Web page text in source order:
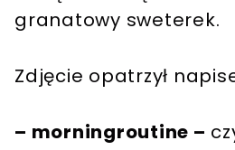
granatowy sweterek.
Zdjęcie opatrzył
– morningroutine –